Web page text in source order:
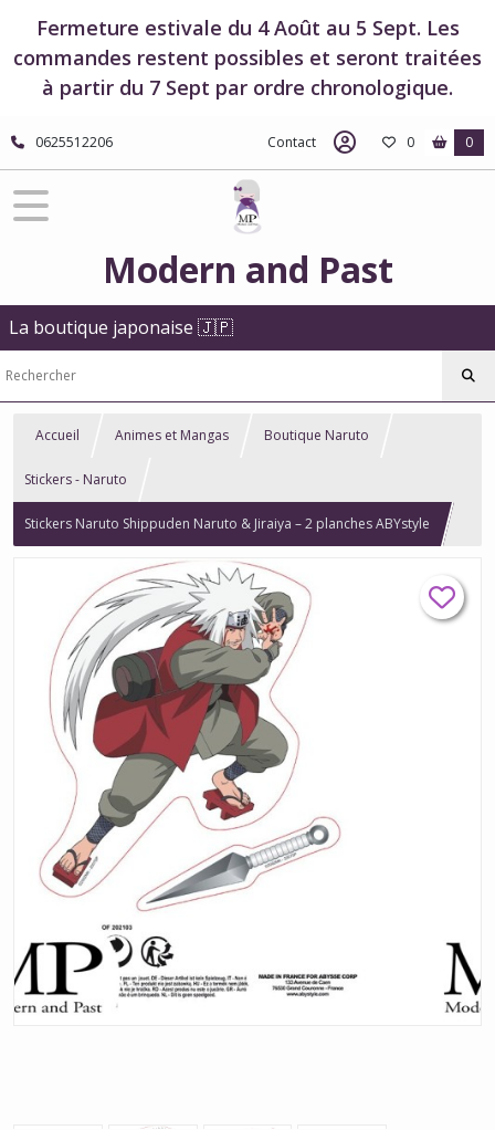
Fermeture estivale du 4 Août au 5 Sept. Les
commandes restent possibles et seront traitées
à partir du 7 Sept par ordre chronologique.
0625512206 Contact 0 0
Modern and Past
La boutique japonaise 🇯🇵
Accueil Animes et Mangas Boutique Naruto
Stickers - Naruto
Stickers Naruto Shippuden Naruto & Jiraiya – 2 planches ABYstyle